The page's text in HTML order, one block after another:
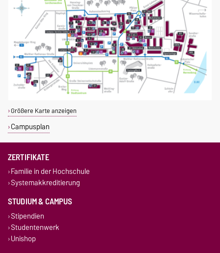
Größere Karte anzeigen
Campusplan
ZERTIFIKATE
Familie in der Hochschule
Systemakkreditierung
STUDIUM & CAMPUS
Stipendien
Studentenwerk
Unishop